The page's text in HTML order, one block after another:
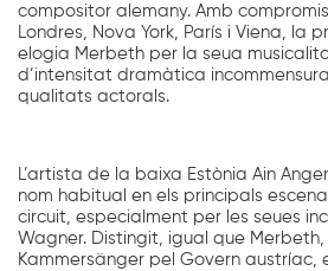
compositor alemany. Amb
Londres, Nova York, París i Viena, la
elogia Merbeth per la seua
d’intensitat dramàtica
qualitats actorals.
L’artista de la baixa Estònia Ain
nom habitual en els principals
circuit, especialment per les seues
Wagner. Distingit, igual que Merbeth,
Kammersänger pel Govern austríac,